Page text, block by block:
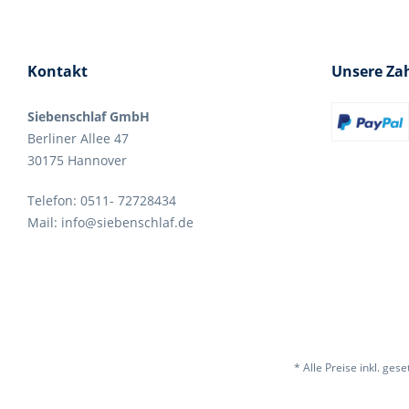
Kontakt
Siebenschlaf GmbH
Berliner Allee 47
30175 Hannover
Telefon: 0511- 72728434
Mail: info@siebenschlaf.de
Unsere
* Alle Preise inkl.